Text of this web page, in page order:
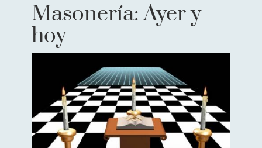
Masonería: Ayer y
hoy